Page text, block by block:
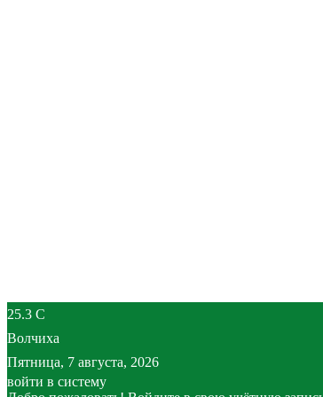
25.3 C
Волчиха
Пятница, 7 августа, 2026
войти в систему